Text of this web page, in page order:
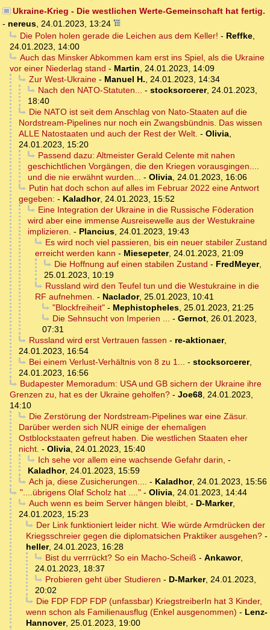
Ukraine-Krieg - Die westlichen Werte-Gemeinschaft hat fertig.
- nereus, 24.01.2023, 13:24
Die Polen holen gerade die Leichen aus dem Keller! - Reffke,
24.01.2023, 14:00
Auch das Minsker Abkommen kam erst ins Spiel, als die Ukraine
vor einer Niederlag stand - Martin, 24.01.2023, 14:09
Zur West-Ukraine- Manuel H., 24.01.2023, 14:34
Nach den NATO-Statuten... - stocksorcerer, 24.01.2023,
18:40
Die NATO ist seit dem Anschlag von Nato-Staaten auf die
Nordstream-Pipelines nur noch ein Zwangsbündnis. Das wissen
ALLE Natostaaten und auch der Rest der Welt. - Olivia,
24.01.2023, 15:20
Passend dazu: Altmeister Gerald Celente mit nahen
geschichtlichen Vorgängen, die den Kriegen vorausgingen....
und die nie erwähnt wurden... - Olivia, 24.01.2023, 16:06
Putin hat doch schon auf alles im Februar 2022 eine Antwort
gegeben: - Kaladhor, 24.01.2023, 15:52
Eine Integration der Ukraine in die Russische Föderation
wird aber eine immense Ausreisewelle aus der Westukraine
implizieren. - Plancius, 24.01.2023, 19:43
Es wird noch viel passieren, bis ein neuer stabiler Zustand
erreicht werden kann - Miesepeter, 24.01.2023, 21:09
Die Hoffnung auf einen stabilen Zustand - FredMeyer,
25.01.2023, 10:19
Russland wird den Teufel tun und die Westukraine in die
RF aufnehmen. - Naclador, 25.01.2023, 10:41
"Blockfreiheit"- Mephistopheles, 25.01.2023, 21:25
Die Sehnsucht von Imperien ... - Gernot, 26.01.2023,
07:31
Russland wird erst Vertrauen fassen - re-aktionaer,
24.01.2023, 16:54
Bei einem Verlust-Verhältnis von 8 zu 1... - stocksorcerer,
24.01.2023, 16:56
Budapester Memoradum: USA und GB sichern der Ukraine ihre
Grenzen zu, hat es der Ukraine geholfen? - Joe68, 24.01.2023,
14:10
Die Zerstörung der Nordstream-Pipelines war eine Zäsur.
Darüber werden sich NUR einige der ehemaligen
Ostblockstaaten gefreut haben. Die westlichen Staaten eher
nicht. - Olivia, 24.01.2023, 15:40
Ich sehe vor allem eine wachsende Gefahr darin, -
Kaladhor, 24.01.2023, 15:59
Ach ja, diese Zusicherungen.... - Kaladhor, 24.01.2023, 15:56
"....übrigens Olaf Scholz hat ...."- Olivia, 24.01.2023, 14:44
Auch wenn es beim Server hängen bleibt, - D-Marker,
24.01.2023, 15:23
Der Link funktioniert leider nicht. Wie würde Armdrücken der
Kriegsschreier gegen die diplomatsichen Praktiker ausgehen? -
heller, 24.01.2023, 16:28
Bist du verrrückt? So ein Macho-Scheiß - Ankawor,
24.01.2023, 18:37
Probieren geht über Studieren - D-Marker, 24.01.2023,
20:02
Die FDP FDP FDP (unfassbar) KriegstreiberIn hat 3 Kinder,
wenn schon als Familienausflug (Enkel ausgenommen) - Lenz-
Hannover, 25.01.2023, 19:00